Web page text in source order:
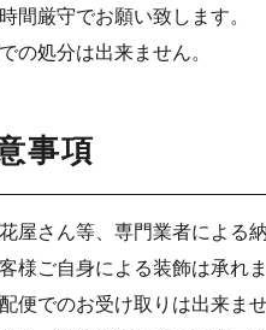
間厳守でお願い致します。
の処分は出来ません。
事項
花屋さん等、専門業者による
様ご自身による装飾は承れま
便でのお受け取りは出来ませ